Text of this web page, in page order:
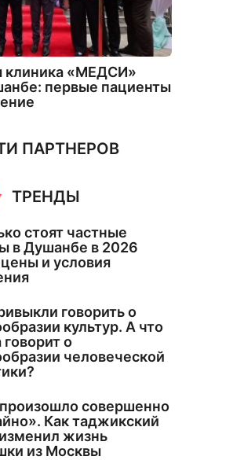
клиника «МЕДСИ»
первые пациенты
ПАРТНЕРОВ
ТРЕНДЫ
стоят частные
в Душанбе в 2026
и условия
говорить о
культур. А что
говорит о
человеческой
совершенно
Как таджикский
жизнь
из Москвы